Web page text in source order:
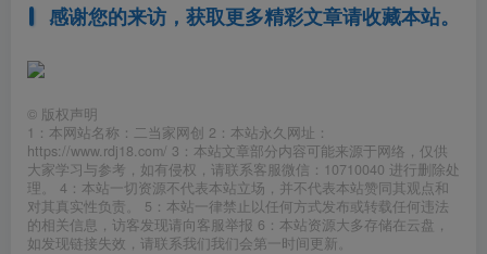
感谢您的来访，获取更多精彩文章请收藏本站。
© 版权声明
1：本网站名称：二当家网创 2：本站永久网址：
https://www.rdj18.com/ 3：本站文章部分内容可能来源于网络，仅供
大家学习与参考，如有侵权，请联系客服微信：10710040 进行删除处
理。 4：本站一切资源不代表本站立场，并不代表本站赞同其观点和
对其真实性负责。 5：本站一律禁止以任何方式发布或转载任何违法
的相关信息，访客发现请向客服举报 6：本站资源大多存储在云盘，
如发现链接失效，请联系我们我们会第一时间更新。